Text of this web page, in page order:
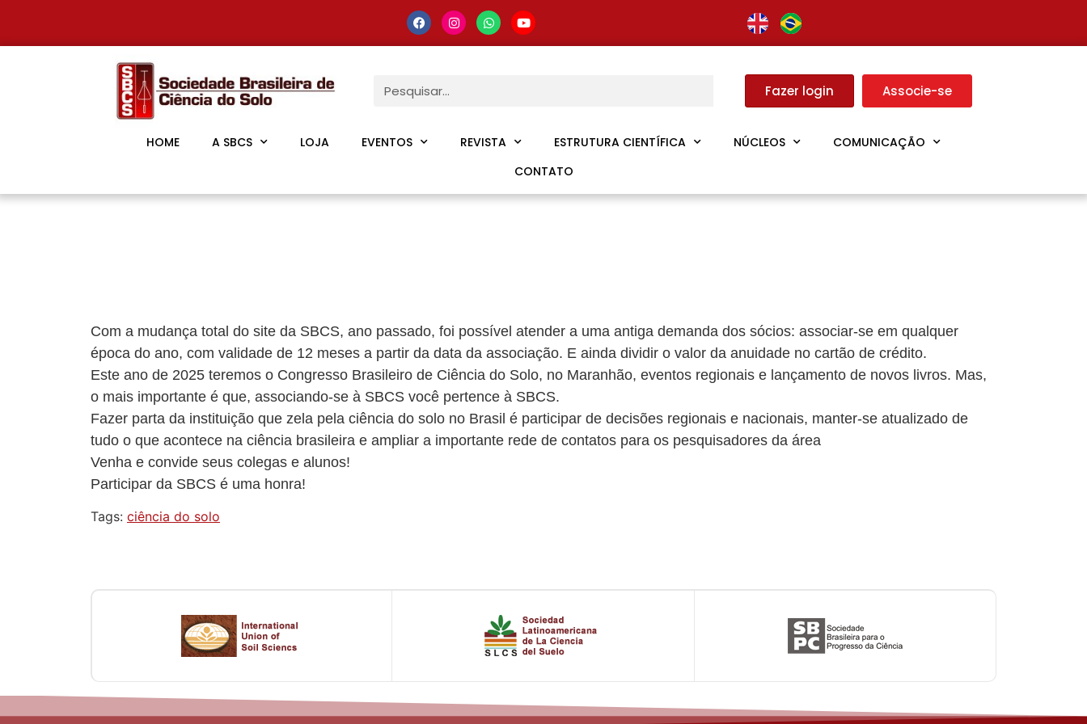
Fazer login Associe-se
HOME A SBCS LOJA EVENTOS REVISTA ESTRUTURA CIENTÍFICA NÚCLEOS
COMUNICAÇÃO
CONTATO
Com a mudança total do site da SBCS, ano passado, foi possível atender a uma antiga demanda dos sócios: associar-se em qualquer
época do ano, com validade de 12 meses a partir da data da associação. E ainda dividir o valor da anuidade no cartão de crédito.
Este ano de 2025 teremos o Congresso Brasileiro de Ciência do Solo, no Maranhão, eventos regionais e lançamento de novos livros. Mas,
o mais importante é que, associando-se à SBCS você pertence à SBCS.
Fazer parta da instituição que zela pela ciência do solo no Brasil é participar de decisões regionais e nacionais, manter-se atualizado de
tudo o que acontece na ciência brasileira e ampliar a importante rede de contatos para os pesquisadores da área
Venha e convide seus colegas e alunos!
Participar da SBCS é uma honra!
Tags: ciência do solo